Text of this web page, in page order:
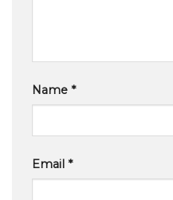
Name *
Email *